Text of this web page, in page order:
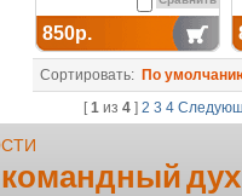
850р.
Сортировать: По
[1из 4] 2 3 4